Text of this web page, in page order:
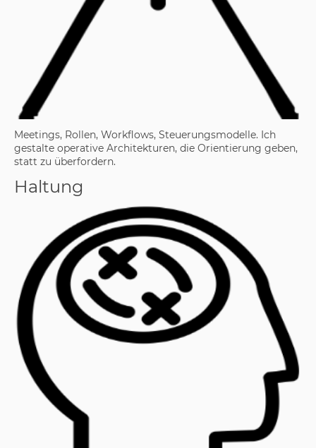
Meetings, Rollen, Workflows, Steuerungsmodelle. Ich
gestalte operative Architekturen, die Orientierung geben,
statt zu überfordern.
Haltung